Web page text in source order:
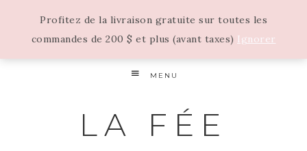
Profitez de la livraison gratuite sur toutes les
commandes de 200 $ et plus (avant taxes) Ignorer
MENU
LA FÉE